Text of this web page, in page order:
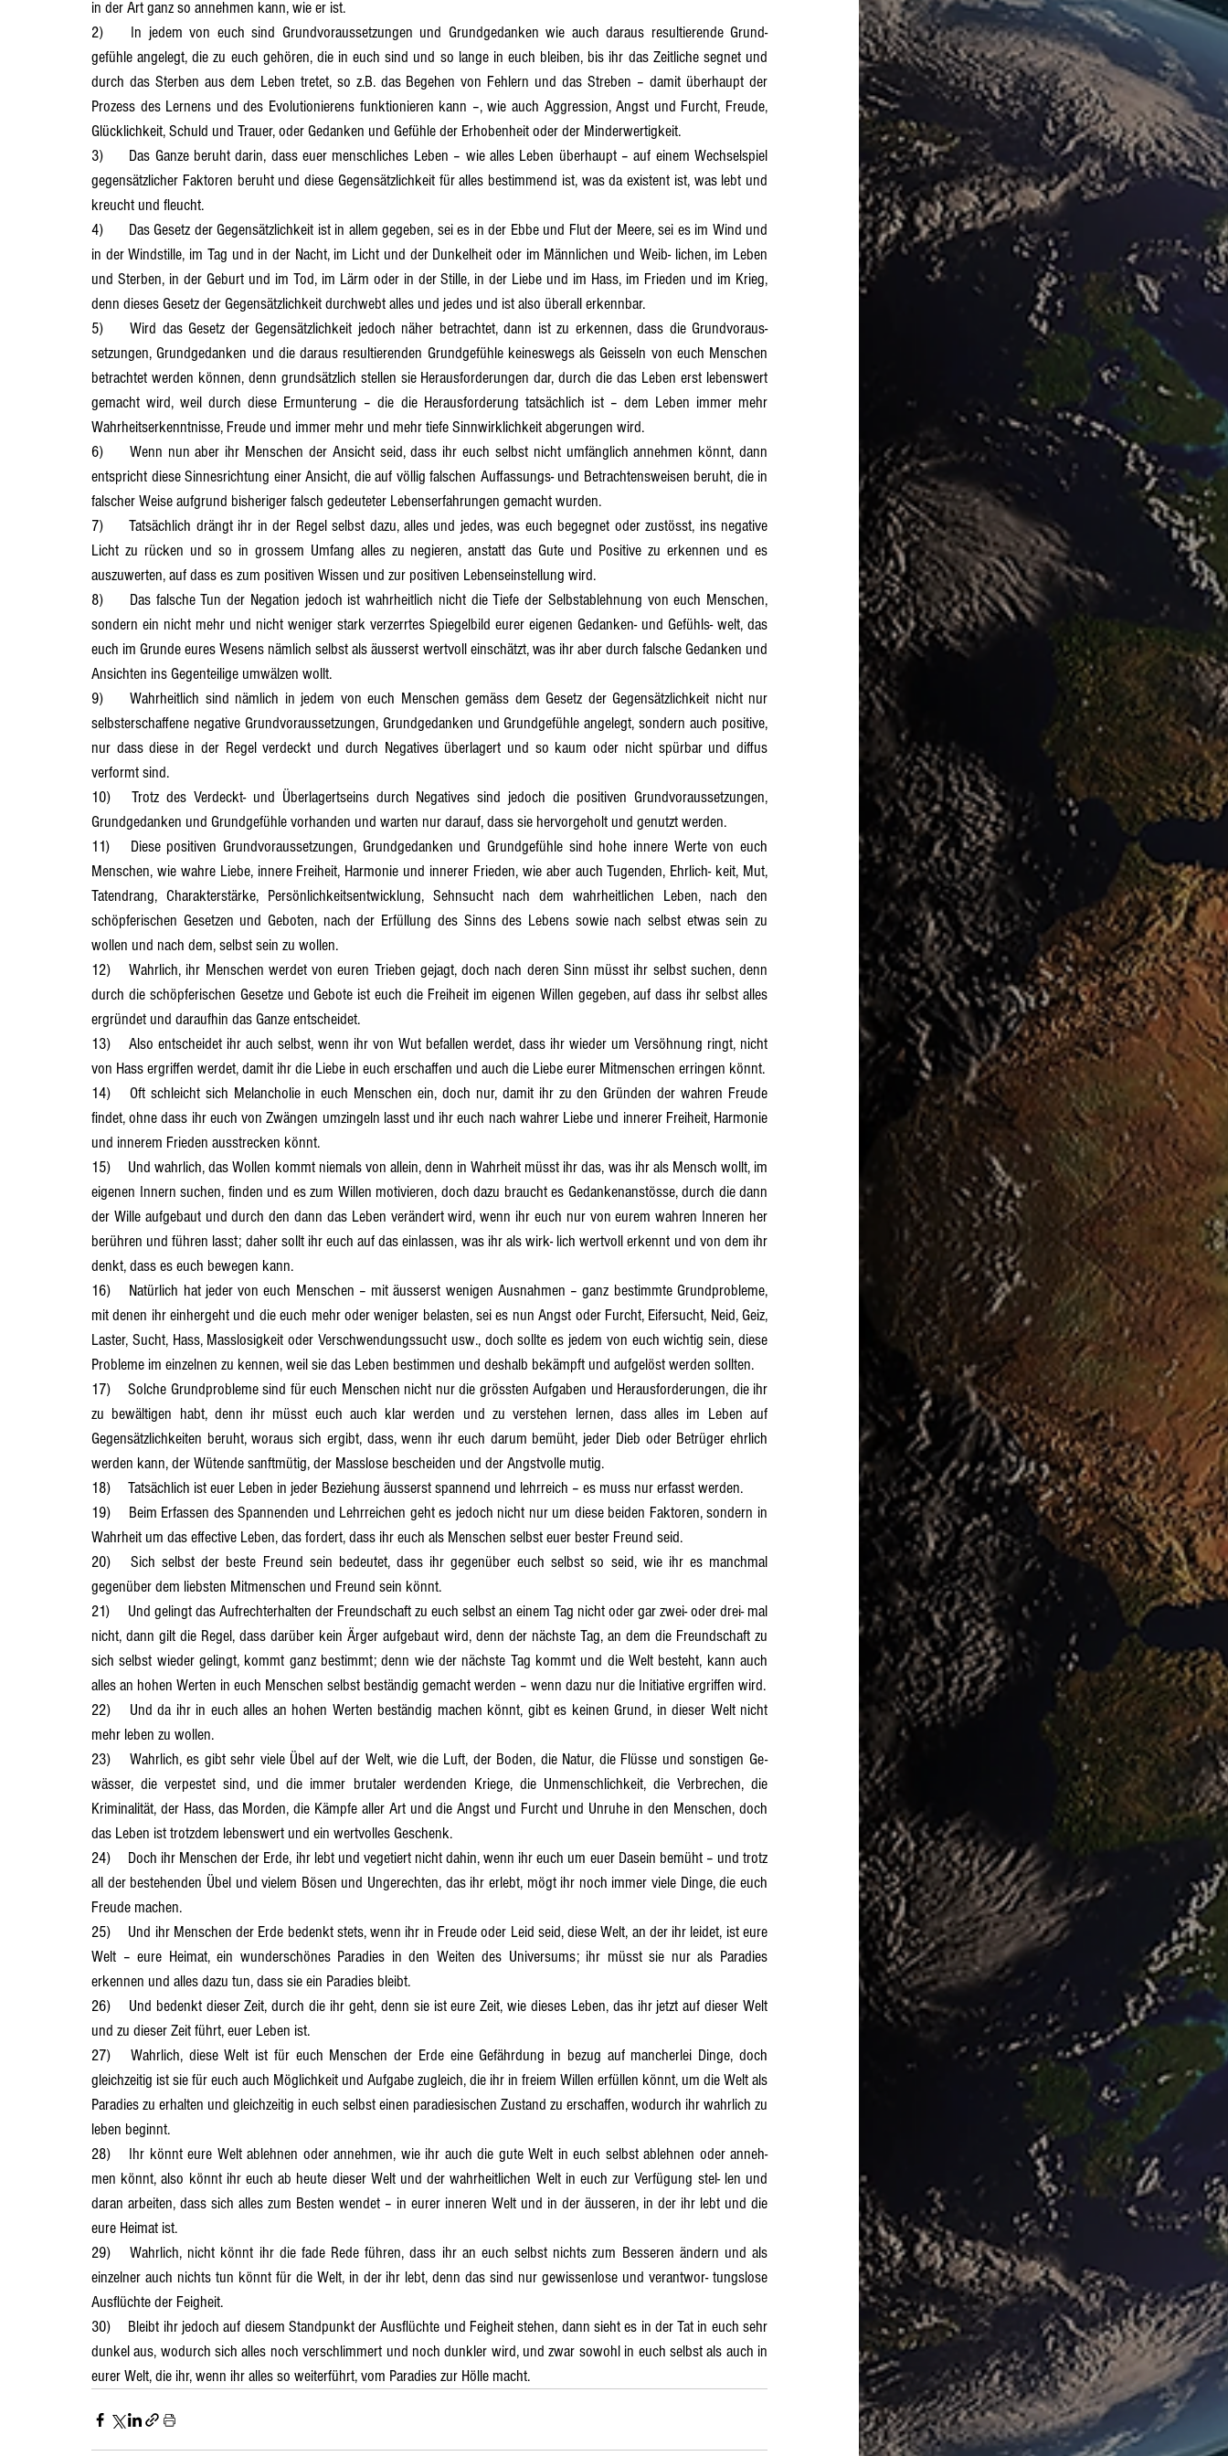
Abschnitt 13 Abschnitt 14 Abschnitt 15 Abschnitt 16 Abschnitt 17 Abschnitt 18 Abschnitt 19
Abschnitt 20 Abschnitt 21
in der Art ganz so annehmen kann, wie er ist.
2)	In jedem von euch sind Grundvoraussetzungen und Grundgedanken wie auch daraus resultierende Grund-
gefühle angelegt, die zu euch gehören, die in euch sind und so lange in euch bleiben, bis ihr das Zeitliche segnet und
durch das Sterben aus dem Leben tretet, so z.B. das Begehen von Fehlern und das Streben – damit überhaupt der
Prozess des Lernens und des Evolutionierens funktionieren kann –, wie auch Aggression, Angst und Furcht, Freude,
Glücklichkeit, Schuld und Trauer, oder Gedanken und Gefühle der Erhobenheit oder der Minderwertigkeit.
3)	Das Ganze beruht darin, dass euer menschliches Leben – wie alles Leben überhaupt – auf einem Wechselspiel
gegensätzlicher Faktoren beruht und diese Gegensätzlichkeit für alles bestimmend ist, was da existent ist, was lebt und
kreucht und fleucht.
4)	Das Gesetz der Gegensätzlichkeit ist in allem gegeben, sei es in der Ebbe und Flut der Meere, sei es im Wind und
in der Windstille, im Tag und in der Nacht, im Licht und der Dunkelheit oder im Männlichen und Weib- lichen, im Leben
und Sterben, in der Geburt und im Tod, im Lärm oder in der Stille, in der Liebe und im Hass, im Frieden und im Krieg,
denn dieses Gesetz der Gegensätzlichkeit durchwebt alles und jedes und ist also überall erkennbar.
5)	Wird das Gesetz der Gegensätzlichkeit jedoch näher betrachtet, dann ist zu erkennen, dass die Grundvoraus-
setzungen, Grundgedanken und die daraus resultierenden Grundgefühle keineswegs als Geisseln von euch Menschen
betrachtet werden können, denn grundsätzlich stellen sie Herausforderungen dar, durch die das Leben erst lebenswert
gemacht wird, weil durch diese Ermunterung – die die Herausforderung tatsächlich ist – dem Leben immer mehr
Wahrheitserkenntnisse, Freude und immer mehr und mehr tiefe Sinnwirklichkeit abgerungen wird.
6)	Wenn nun aber ihr Menschen der Ansicht seid, dass ihr euch selbst nicht umfänglich annehmen könnt, dann
entspricht diese Sinnesrichtung einer Ansicht, die auf völlig falschen Auffassungs- und Betrachtensweisen beruht, die in
falscher Weise aufgrund bisheriger falsch gedeuteter Lebenserfahrungen gemacht wurden.
7)	Tatsächlich drängt ihr in der Regel selbst dazu, alles und jedes, was euch begegnet oder zustösst, ins negative
Licht zu rücken und so in grossem Umfang alles zu negieren, anstatt das Gute und Positive zu erkennen und es
auszuwerten, auf dass es zum positiven Wissen und zur positiven Lebenseinstellung wird.
8)	Das falsche Tun der Negation jedoch ist wahrheitlich nicht die Tiefe der Selbstablehnung von euch Menschen,
sondern ein nicht mehr und nicht weniger stark verzerrtes Spiegelbild eurer eigenen Gedanken- und Gefühls- welt, das
euch im Grunde eures Wesens nämlich selbst als äusserst wertvoll einschätzt, was ihr aber durch falsche Gedanken und
Ansichten ins Gegenteilige umwälzen wollt.
9)	Wahrheitlich sind nämlich in jedem von euch Menschen gemäss dem Gesetz der Gegensätzlichkeit nicht nur
selbsterschaffene negative Grundvoraussetzungen, Grundgedanken und Grundgefühle angelegt, sondern auch positive,
nur dass diese in der Regel verdeckt und durch Negatives überlagert und so kaum oder nicht spürbar und diffus
verformt sind.
10)	Trotz des Verdeckt- und Überlagertseins durch Negatives sind jedoch die positiven Grundvoraussetzungen,
Grundgedanken und Grundgefühle vorhanden und warten nur darauf, dass sie hervorgeholt und genutzt werden.
11)	Diese positiven Grundvoraussetzungen, Grundgedanken und Grundgefühle sind hohe innere Werte von euch
Menschen, wie wahre Liebe, innere Freiheit, Harmonie und innerer Frieden, wie aber auch Tugenden, Ehrlich- keit, Mut,
Tatendrang, Charakterstärke, Persönlichkeitsentwicklung, Sehnsucht nach dem wahrheitlichen Leben, nach den
schöpferischen Gesetzen und Geboten, nach der Erfüllung des Sinns des Lebens sowie nach selbst etwas sein zu
wollen und nach dem, selbst sein zu wollen.
12)	Wahrlich, ihr Menschen werdet von euren Trieben gejagt, doch nach deren Sinn müsst ihr selbst suchen, denn
durch die schöpferischen Gesetze und Gebote ist euch die Freiheit im eigenen Willen gegeben, auf dass ihr selbst alles
ergründet und daraufhin das Ganze entscheidet.
13)	Also entscheidet ihr auch selbst, wenn ihr von Wut befallen werdet, dass ihr wieder um Versöhnung ringt, nicht
von Hass ergriffen werdet, damit ihr die Liebe in euch erschaffen und auch die Liebe eurer Mitmenschen erringen könnt.
14)	Oft schleicht sich Melancholie in euch Menschen ein, doch nur, damit ihr zu den Gründen der wahren Freude
findet, ohne dass ihr euch von Zwängen umzingeln lasst und ihr euch nach wahrer Liebe und innerer Freiheit, Harmonie
und innerem Frieden ausstrecken könnt.
15)	Und wahrlich, das Wollen kommt niemals von allein, denn in Wahrheit müsst ihr das, was ihr als Mensch wollt, im
eigenen Innern suchen, finden und es zum Willen motivieren, doch dazu braucht es Gedankenanstösse, durch die dann
der Wille aufgebaut und durch den dann das Leben verändert wird, wenn ihr euch nur von eurem wahren Inneren her
berühren und führen lasst; daher sollt ihr euch auf das einlassen, was ihr als wirk- lich wertvoll erkennt und von dem ihr
denkt, dass es euch bewegen kann.
16)	Natürlich hat jeder von euch Menschen – mit äusserst wenigen Ausnahmen – ganz bestimmte Grundprobleme,
mit denen ihr einhergeht und die euch mehr oder weniger belasten, sei es nun Angst oder Furcht, Eifersucht, Neid, Geiz,
Laster, Sucht, Hass, Masslosigkeit oder Verschwendungssucht usw., doch sollte es jedem von euch wichtig sein, diese
Probleme im einzelnen zu kennen, weil sie das Leben bestimmen und deshalb bekämpft und aufgelöst werden sollten.
17)	Solche Grundprobleme sind für euch Menschen nicht nur die grössten Aufgaben und Herausforderungen, die ihr
zu bewältigen habt, denn ihr müsst euch auch klar werden und zu verstehen lernen, dass alles im Leben auf
Gegensätzlichkeiten beruht, woraus sich ergibt, dass, wenn ihr euch darum bemüht, jeder Dieb oder Betrüger ehrlich
werden kann, der Wütende sanftmütig, der Masslose bescheiden und der Angstvolle mutig.
18)	Tatsächlich ist euer Leben in jeder Beziehung äusserst spannend und lehrreich – es muss nur erfasst werden.
19)	Beim Erfassen des Spannenden und Lehrreichen geht es jedoch nicht nur um diese beiden Faktoren, sondern in
Wahrheit um das effective Leben, das fordert, dass ihr euch als Menschen selbst euer bester Freund seid.
20)	Sich selbst der beste Freund sein bedeutet, dass ihr gegenüber euch selbst so seid, wie ihr es manchmal
gegenüber dem liebsten Mitmenschen und Freund sein könnt.
21)	Und gelingt das Aufrechterhalten der Freundschaft zu euch selbst an einem Tag nicht oder gar zwei- oder drei- mal
nicht, dann gilt die Regel, dass darüber kein Ärger aufgebaut wird, denn der nächste Tag, an dem die Freundschaft zu
sich selbst wieder gelingt, kommt ganz bestimmt; denn wie der nächste Tag kommt und die Welt besteht, kann auch
alles an hohen Werten in euch Menschen selbst beständig gemacht werden – wenn dazu nur die Initiative ergriffen wird.
22)	Und da ihr in euch alles an hohen Werten beständig machen könnt, gibt es keinen Grund, in dieser Welt nicht
mehr leben zu wollen.
23)	Wahrlich, es gibt sehr viele Übel auf der Welt, wie die Luft, der Boden, die Natur, die Flüsse und sonstigen Ge-
wässer, die verpestet sind, und die immer brutaler werdenden Kriege, die Unmenschlichkeit, die Verbrechen, die
Kriminalität, der Hass, das Morden, die Kämpfe aller Art und die Angst und Furcht und Unruhe in den Menschen, doch
das Leben ist trotzdem lebenswert und ein wertvolles Geschenk.
24)	Doch ihr Menschen der Erde, ihr lebt und vegetiert nicht dahin, wenn ihr euch um euer Dasein bemüht – und trotz
all der bestehenden Übel und vielem Bösen und Ungerechten, das ihr erlebt, mögt ihr noch immer viele Dinge, die euch
Freude machen.
25)	Und ihr Menschen der Erde bedenkt stets, wenn ihr in Freude oder Leid seid, diese Welt, an der ihr leidet, ist eure
Welt – eure Heimat, ein wunderschönes Paradies in den Weiten des Universums; ihr müsst sie nur als Paradies
erkennen und alles dazu tun, dass sie ein Paradies bleibt.
26)	Und bedenkt dieser Zeit, durch die ihr geht, denn sie ist eure Zeit, wie dieses Leben, das ihr jetzt auf dieser Welt
und zu dieser Zeit führt, euer Leben ist.
27)	Wahrlich, diese Welt ist für euch Menschen der Erde eine Gefährdung in bezug auf mancherlei Dinge, doch
gleichzeitig ist sie für euch auch Möglichkeit und Aufgabe zugleich, die ihr in freiem Willen erfüllen könnt, um die Welt als
Paradies zu erhalten und gleichzeitig in euch selbst einen paradiesischen Zustand zu erschaffen, wodurch ihr wahrlich zu
leben beginnt.
28)	Ihr könnt eure Welt ablehnen oder annehmen, wie ihr auch die gute Welt in euch selbst ablehnen oder anneh-
men könnt, also könnt ihr euch ab heute dieser Welt und der wahrheitlichen Welt in euch zur Verfügung stel- len und
daran arbeiten, dass sich alles zum Besten wendet – in eurer inneren Welt und in der äusseren, in der ihr lebt und die
eure Heimat ist.
29)	Wahrlich, nicht könnt ihr die fade Rede führen, dass ihr an euch selbst nichts zum Besseren ändern und als
einzelner auch nichts tun könnt für die Welt, in der ihr lebt, denn das sind nur gewissenlose und verantwor- tungslose
Ausflüchte der Feigheit.
30)	Bleibt ihr jedoch auf diesem Standpunkt der Ausflüchte und Feigheit stehen, dann sieht es in der Tat in euch sehr
dunkel aus, wodurch sich alles noch verschlimmert und noch dunkler wird, und zwar sowohl in euch selbst als auch in
eurer Welt, die ihr, wenn ihr alles so weiterführt, vom Paradies zur Hölle macht.